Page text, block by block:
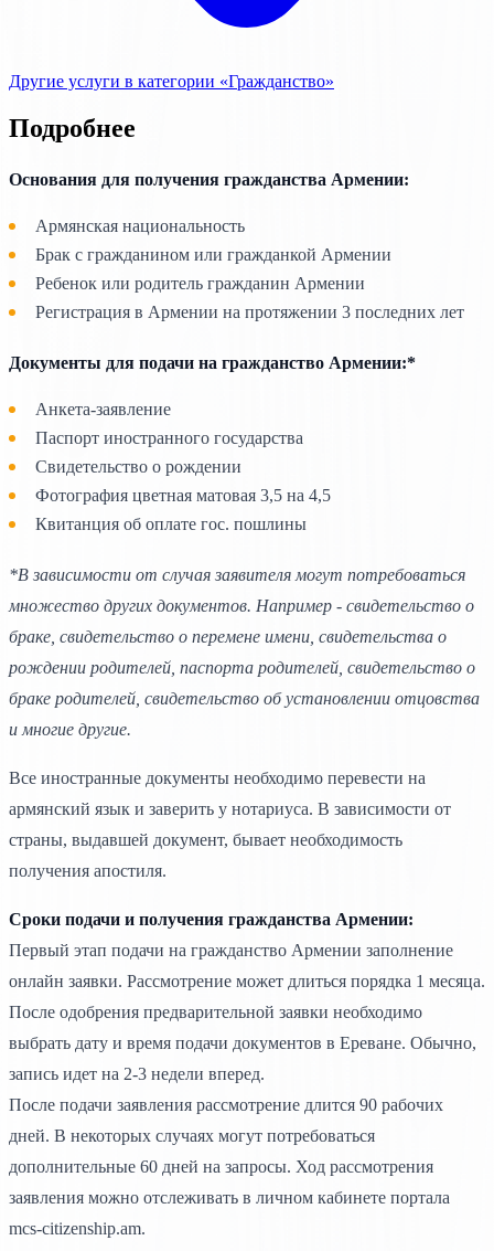
Другие услуги в категории «Гражданство»
Подробнее
Основания для получения гражданства Армении:
Армянская национальность
Брак с гражданином или гражданкой Армении
Ребенок или родитель гражданин Армении
Регистрация в Армении на протяжении 3 последних лет
Документы для подачи на гражданство Армении:*
Анкета-заявление
Паспорт иностранного государства
Свидетельство о рождении
Фотография цветная матовая 3,5 на 4,5
Квитанция об оплате гос. пошлины
*В зависимости от случая заявителя могут потребоваться
множество других документов. Например - свидетельство о
браке, свидетельство о перемене имени, свидетельства о
рождении родителей, паспорта родителей, свидетельство о
браке родителей, свидетельство об установлении отцовства
и многие другие.
Все иностранные документы необходимо перевести на
армянский язык и заверить у нотариуса. В зависимости от
страны, выдавшей документ, бывает необходимость
получения апостиля.
Сроки подачи и получения гражданства Армении:
Первый этап подачи на гражданство Армении заполнение
онлайн заявки. Рассмотрение может длиться порядка 1 месяца.
После одобрения предварительной заявки необходимо
выбрать дату и время подачи документов в Ереване. Обычно,
запись идет на 2-3 недели вперед.
После подачи заявления рассмотрение длится 90 рабочих
дней. В некоторых случаях могут потребоваться
дополнительные 60 дней на запросы. Ход рассмотрения
заявления можно отслеживать в личном кабинете портала
mcs-citizenship.am.